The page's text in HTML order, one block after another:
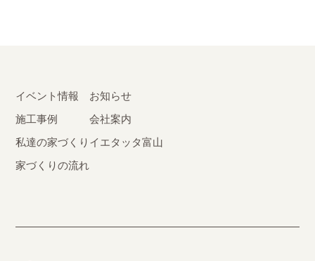
イベント情報
施工事例
私達の家づくり
家づくりの流れ
お知らせ
会社案内
イエタッタ富山